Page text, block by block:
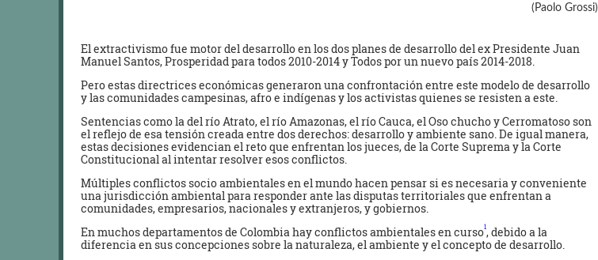
(Paolo Grossi)
El extractivismo fue motor del desarrollo en los dos planes de desarrollo del ex Presidente Juan
Manuel Santos, Prosperidad para todos 2010-2014 y Todos por un nuevo país 2014-2018.
Pero estas directrices económicas generaron una confrontación entre este modelo de desarrollo
y las comunidades campesinas, afro e indígenas y los activistas quienes se resisten a este.
Sentencias como la del río Atrato, el río Amazonas, el río Cauca, el Oso chucho y Cerromatoso son
el reflejo de esa tensión creada entre dos derechos: desarrollo y ambiente sano. De igual manera,
estas decisiones evidencian el reto que enfrentan los jueces, de la Corte Suprema y la Corte
Constitucional al intentar resolver esos conflictos.
Múltiples conflictos socio ambientales en el mundo hacen pensar si es necesaria y conveniente
una jurisdicción ambiental para responder ante las disputas territoriales que enfrentan a
comunidades, empresarios, nacionales y extranjeros, y gobiernos.
En muchos departamentos de Colombia hay conflictos ambientales en curso1, debido a la
diferencia en sus concepciones sobre la naturaleza, el ambiente y el concepto de desarrollo.